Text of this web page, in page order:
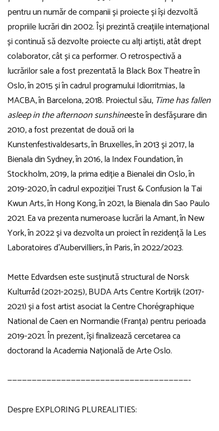
pentru un număr de companii și proiecte și își dezvoltă
propriile lucrări din 2002. Își prezintă creațiile internațional
și continuă să dezvolte proiecte cu alți artiști, atât drept
colaborator, cât și ca performer. O retrospectivă a
lucrărilor sale a fost prezentată la Black Box Theatre în
Oslo, în 2015 și în cadrul programului Idiorritmias, la
MACBA, în Barcelona, 2018. Proiectul său, Time has fallen
asleep in the afternoon sunshineeste în desfășurare din
2010, a fost prezentat de două ori la
Kunstenfestivaldesarts, în Bruxelles, în 2013 și 2017, la
Bienala din Sydney, în 2016, la Index Foundation, în
Stockholm, 2019, la prima ediție a Bienalei din Oslo, în
2019-2020, în cadrul expoziției Trust & Confusion la Tai
Kwun Arts, în Hong Kong, în 2021, la Bienala din Sao Paulo
2021. Ea va prezenta numeroase lucrări la Amant, în New
York, în 2022 și va dezvolta un proiect în rezidență la Les
Laboratoires d’Aubervilliers, în Paris, în 2022/2023.
Mette Edvardsen este susținută structural de Norsk
Kulturråd (2021-2025), BUDA Arts Centre Kortrijk (2017-
2021) și a fost artist asociat la Centre Chorégraphique
National de Caen en Normandie (Franța) pentru perioada
2019-2021. În prezent, își finalizează cercetarea ca
doctorand la Academia Națională de Arte Oslo.
—————————————————————————————————————-
Despre EXPLORING PLUREALITIES: